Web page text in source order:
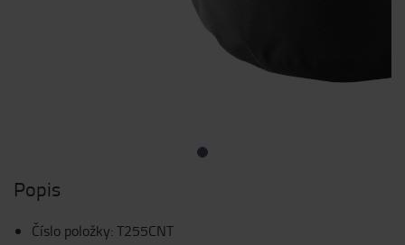
Popis
Číslo položky: T255CNT